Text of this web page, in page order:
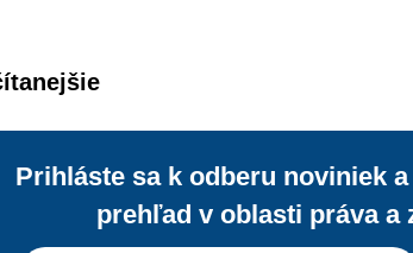
náhradného trestu
Prihláste sa k odberu noviniek
prehľad v oblasti práva a